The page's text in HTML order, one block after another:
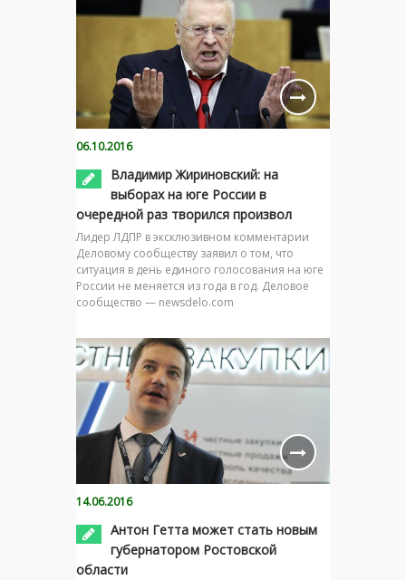
06.10.2016
Владимир Жириновский: на
выборах на юге России в
очередной раз творился произвол
Лидер ЛДПР в эксклюзивном комментарии
Деловому сообществу заявил о том, что
ситуация в день единого голосования на юге
России не меняется из года в год. Деловое
сообщество — newsdelo.com
14.06.2016
Антон Гетта может стать новым
губернатором Ростовской
области